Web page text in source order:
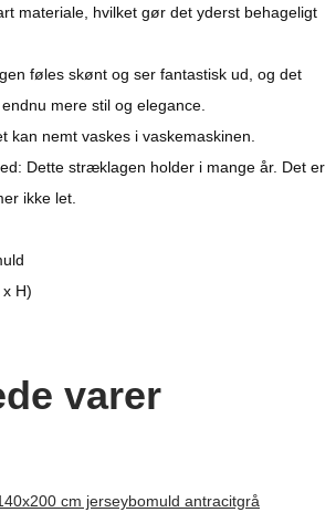
materiale, hvilket gør det yderst behageligt
føles skønt og ser fantastisk ud, og det
mere stil og elegance.
kan nemt vaskes i vaskemaskinen.
Dette stræklagen holder i mange år. Det er
ikke let.
H)
varer